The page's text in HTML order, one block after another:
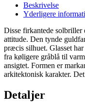
Beskrivelse
Yderligere
Disse firkantede
attitude. Den tynde
præcis silhuet. Glasset
fra køligere gråblå til
ansigtet. Formen er
arkitektonisk karakter.
Detaljer